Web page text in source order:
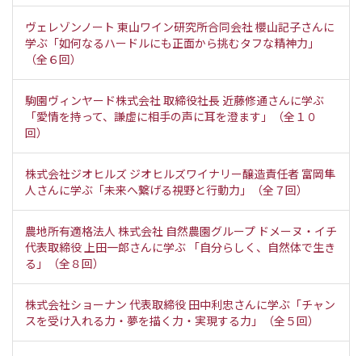
ヴェレゾンノート 東山ワイン研究所合同会社 櫻山記子さんに
学ぶ「如何なるハードルにも正面から挑むタフな精神力」
（全６回）
駒園ヴィンヤード株式会社 取締役社長 近藤修通さんに学ぶ
「愛情を持って、謙虚に相手の声に耳を澄ます」（全１０
回）
株式会社ジオヒルズ ジオヒルズワイナリー醸造責任者 富岡隼
人さんに学ぶ「未来へ繋げる視野と行動力」（全７回）
農地所有適格法人 株式会社 自然農園グループ ドメーヌ・イチ
代表取締役 上田一郎さんに学ぶ 「自分らしく、自然体で生き
る」（全８回）
株式会社ショーナン 代表取締役 田中利忠さんに学ぶ「チャン
スを受け入れる力・夢を描く力・実現する力」（全５回）